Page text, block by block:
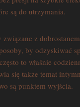
są do utrzymania.
z
by odzyskiwać
to właśnie
się także temat
są punktem wyjścia.